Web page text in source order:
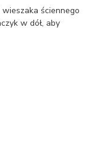
ściennego
w dół, aby